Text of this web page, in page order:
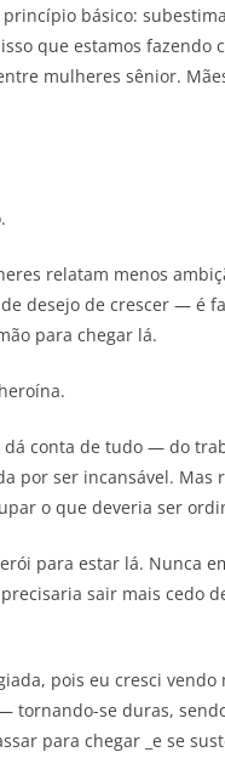
básico:
que estamos fazendo
mulheres sênior.
relatam menos
desejo de crescer — é
para chegar lá.
conta de tudo — do
por ser incansável.
o que deveria ser
para estar lá. Nunca
sair mais cedo
pois eu cresci
tornando-se duras,
para chegar _e se